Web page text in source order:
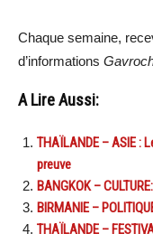
Chaque semaine,
d’informations
A Lire Aussi:
THAÏLANDE – ASIE :
preuve
BANGKOK –
BIRMANIE –
THAÏLANDE –